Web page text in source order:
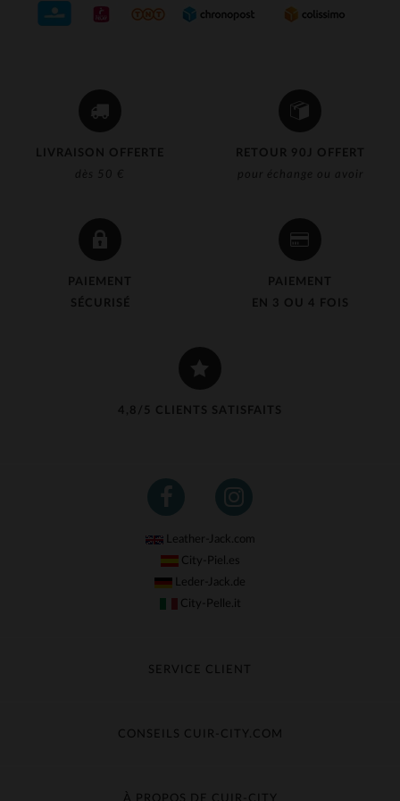
LIVRAISON OFFERTE
dès 50 €
RETOUR 90J OFFERT
pour échange ou avoir
PAIEMENT
SÉCURISÉ
PAIEMENT
EN 3 OU 4 FOIS
4,8/5 CLIENTS SATISFAITS
Leather-Jack.com
City-Piel.es
Leder-Jack.de
City-Pelle.it
SERVICE CLIENT
Échange & Remboursement
Contacter le service client
CONSEILS CUIR-CITY.COM
Guide des matières